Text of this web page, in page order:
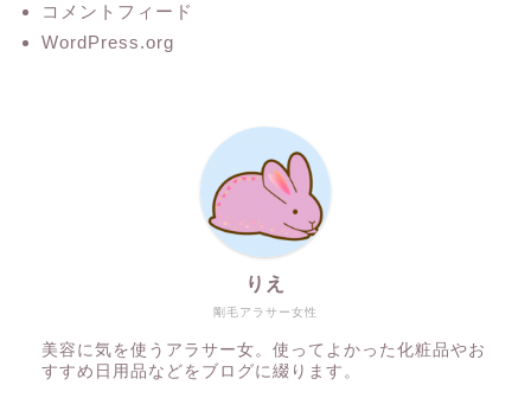
コメントフィード
WordPress.org
剛毛アラサー女性
りえ
美容に気を使うアラサー女。使ってよかった化粧品やお
すすめ日用品などをブログに綴ります。